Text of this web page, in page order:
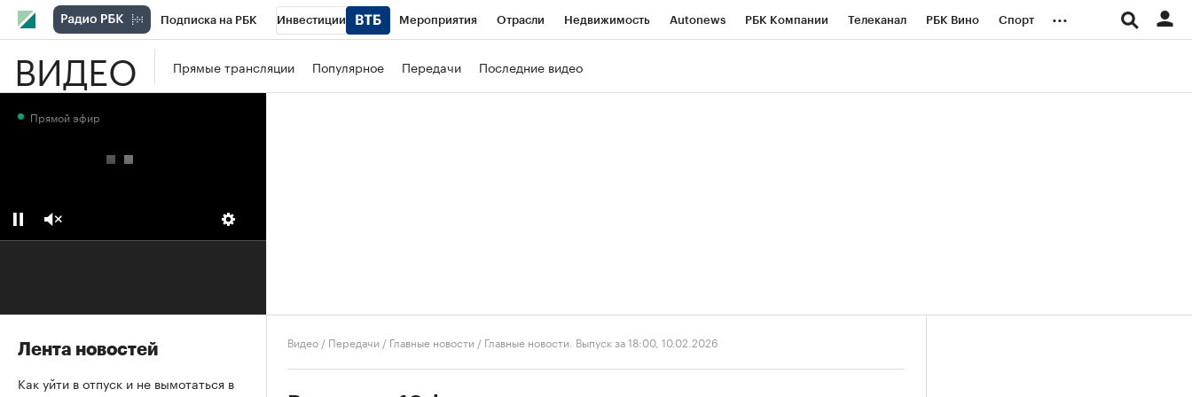
Подписка на РБК Инвестиции Мероприятия Отрасли Недвижимость Autonews РБК Компании Телеканал РБК Вино Спорт ...
ВИДЕО Прямые трансляции Популярное Передачи Последние видео
Видео / Передачи / Главные новости / Главные новости. Выпуск за 18:00, 10.02.2026
Прямой эфир
Лента новостей
Как уйти в отпуск и не вымотаться в